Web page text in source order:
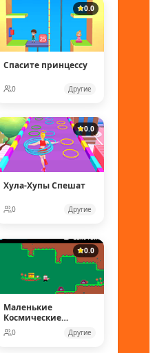
0.0
Спасите принцессу
0 Другие
0.0
Хула-Хупы Спешат
0 Другие
0.0
Маленькие
Космические
рейнджеры
0 Другие